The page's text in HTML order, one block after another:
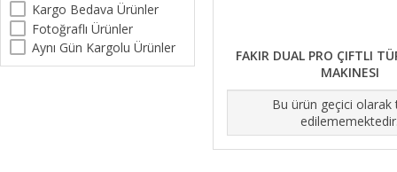
Kargo Bedava Ürünler
Fotoğraflı Ürünler
Aynı Gün Kargolu Ürünler
FAKIR DUAL PRO ÇIFTLI
MAKINESI
Bu ürün geçici olarak